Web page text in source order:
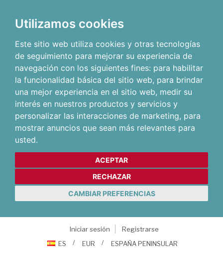
Utilizamos cookies
Este sitio web utiliza cookies y otras tecnologías
de seguimiento para mejorar su experiencia de
navegación con los siguientes fines: para habilitar
la funcionalidad básica del sitio web, para brindar
una mejor experiencia en el sitio web, medir su
interés en nuestros productos y servicios y
personalizar las interacciones de marketing, para
mostrar anuncios que sean más relevantes para
usted.
ACEPTAR
RECHAZAR
CAMBIAR PREFERENCIAS
Iniciar sesión
Registrarse
ES
EUR ESPAÑA PENINSULAR